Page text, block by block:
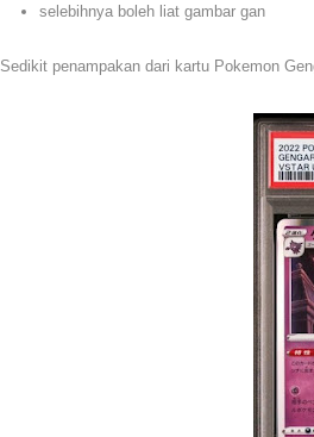
selebihnya boleh liat gambar gan
Sedikit penampakan dari kartu Pokemon